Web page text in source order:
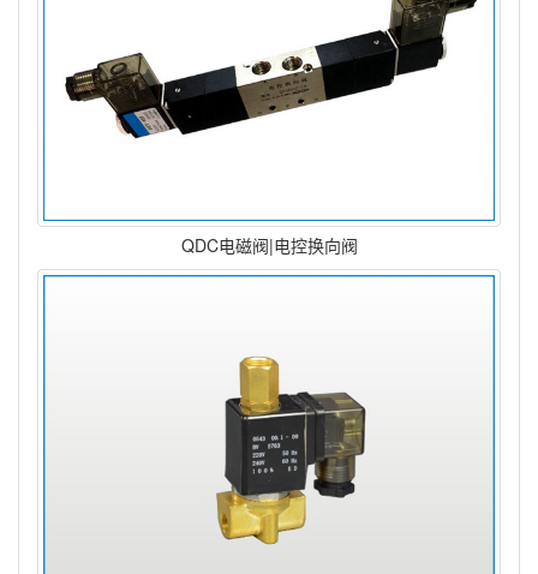
QDC电磁阀|电控换向阀